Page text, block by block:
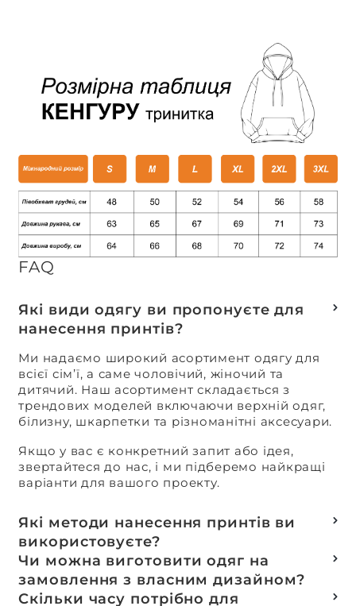
FAQ
Які види одягу ви пропонуєте для
нанесення принтів?
Ми надаємо широкий асортимент одягу для
всієї сім’ї, а саме чоловічий, жіночий та
дитячий. Наш асортимент складається з
трендових моделей включаючи верхній одяг,
білизну, шкарпетки та різноманітні аксесуари.
Якщо у вас є конкретний запит або ідея,
звертайтеся до нас, і ми підберемо найкращі
варіанти для вашого проекту.
Які методи нанесення принтів ви
використовуєте?
Термотранферний
Шовкотрафаретний
DTF – друк
Чи можна виготовити одяг на
замовлення з власним дизайном?
Так, ми спеціалізуємося на розробці колекцій
Скільки часу потрібно для